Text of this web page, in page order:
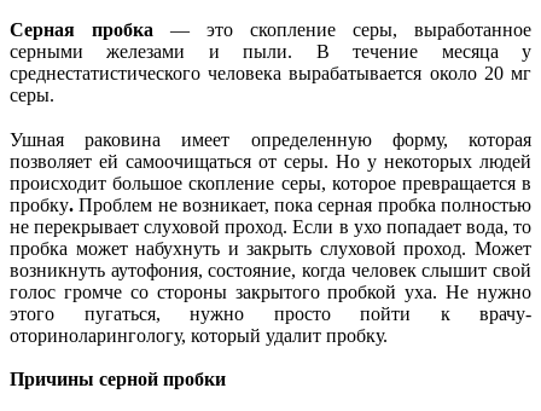
Серная пробка — это скопление серы, выработанное
серными железами и пыли. В течение месяца у
среднестатистического человека вырабатывается около 20 мг
серы.
Ушная раковина имеет определенную форму, которая
позволяет ей самоочищаться от серы. Но у некоторых людей
происходит большое скопление серы, которое превращается в
пробку. Проблем не возникает, пока серная пробка полностью
не перекрывает слуховой проход. Если в ухо попадает вода, то
пробка может набухнуть и закрыть слуховой проход. Может
возникнуть аутофония, состояние, когда человек слышит свой
голос громче со стороны закрытого пробкой уха. Не нужно
этого пугаться, нужно просто пойти к врачу-
оториноларингологу, который удалит пробку.
Причины серной пробки